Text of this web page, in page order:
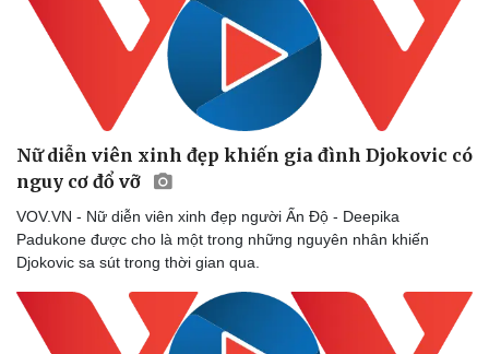
Sức khỏe
Dinh dưỡng - món ngon
Cây thuốc
Sản phụ khoa
Nhi khoa
Nam khoa
Đời sống
Nhà đẹp
Tình yêu - Gia đình
Nữ diễn viên xinh đẹp khiến gia đình Djokovic có
nguy cơ đổ vỡ
VOV.VN - Nữ diễn viên xinh đẹp người Ấn Độ - Deepika
Padukone được cho là một trong những nguyên nhân khiến
Djokovic sa sút trong thời gian qua.